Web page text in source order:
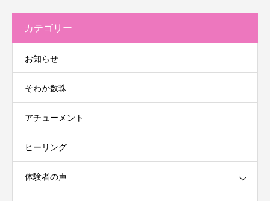
カテゴリー
お知らせ
そわか数珠
アチューメント
ヒーリング
体験者の声